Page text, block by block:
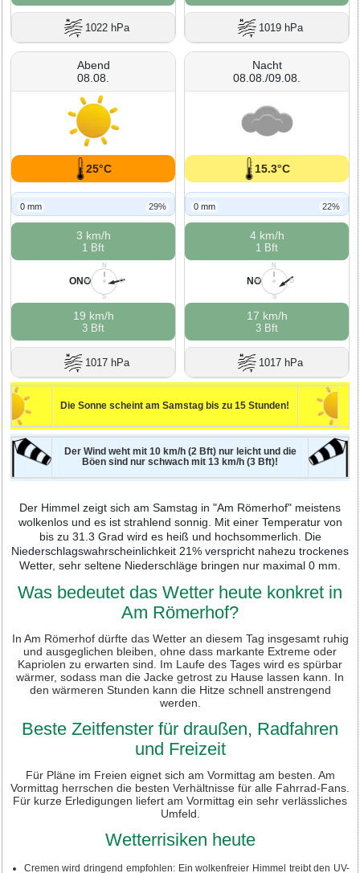
1022 hPa 1019 hPa
Abend
08.08.
25°C
0 mm 29%
3 km/h
1 Bft
N
O
S
W
ONO
19 km/h
3 Bft
1017 hPa
Nacht
08.08./09.08.
15.3°C
0 mm 22%
4 km/h
1 Bft
N
O
S
W
NO
17 km/h
3 Bft
1017 hPa
Die Sonne scheint am Samstag bis zu 15 Stunden!
Der Wind weht mit 10 km/h (2 Bft) nur leicht und die
Böen sind nur schwach mit 13 km/h (3 Bft)!
Der Himmel zeigt sich am Samstag in "Am Römerhof" meistens
wolkenlos und es ist strahlend sonnig. Mit einer Temperatur von
bis zu 31.3 Grad wird es heiß und hochsommerlich. Die
Niederschlagswahrscheinlichkeit 21% verspricht nahezu trockenes
Wetter, sehr seltene Niederschläge bringen nur maximal 0 mm.
Was bedeutet das Wetter heute konkret in
Am Römerhof?
In Am Römerhof dürfte das Wetter an diesem Tag insgesamt ruhig
und ausgeglichen bleiben, ohne dass markante Extreme oder
Kapriolen zu erwarten sind. Im Laufe des Tages wird es spürbar
wärmer, sodass man die Jacke getrost zu Hause lassen kann. In
den wärmeren Stunden kann die Hitze schnell anstrengend
werden.
Beste Zeitfenster für draußen, Radfahren
und Freizeit
Für Pläne im Freien eignet sich am Vormittag am besten. Am
Vormittag herrschen die besten Verhältnisse für alle Fahrrad-Fans.
Für kurze Erledigungen liefert am Vormittag ein sehr verlässliches
Umfeld.
Wetterrisiken heute
Cremen wird dringend empfohlen: Ein wolkenfreier Himmel treibt den UV-